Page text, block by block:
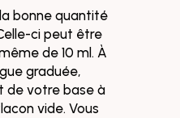
bonne quantité
ci peut être
de 10 ml. À
graduée,
de votre base à
vide. Vous